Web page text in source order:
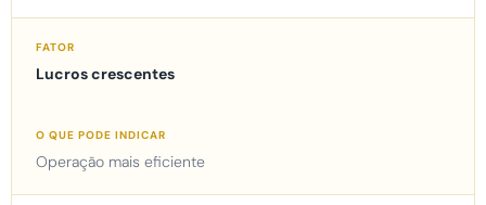
Lucros crescentes
Operação mais eficiente